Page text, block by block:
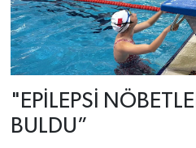
"EPİLEPSİ
BULDU”